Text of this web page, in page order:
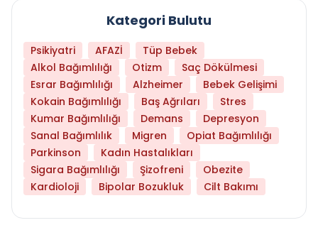
Kategori Bulutu
Psikiyatri AFAZİ
Tüp Bebek
Alkol Bağımlılığı
Otizm
Saç Dökülmesi
Esrar Bağımlılığı
Alzheimer
Bebek Gelişimi
Kokain Bağımlılığı
Baş Ağrıları
Stres
Kumar Bağımlılığı
Demans
Depresyon
Sanal Bağımlılık
Migren
Opiat Bağımlılığı
Parkinson
Kadın Hastalıkları
Sigara Bağımlılığı
Şizofreni
Obezite
Kardioloji
Bipolar Bozukluk Cilt Bakımı